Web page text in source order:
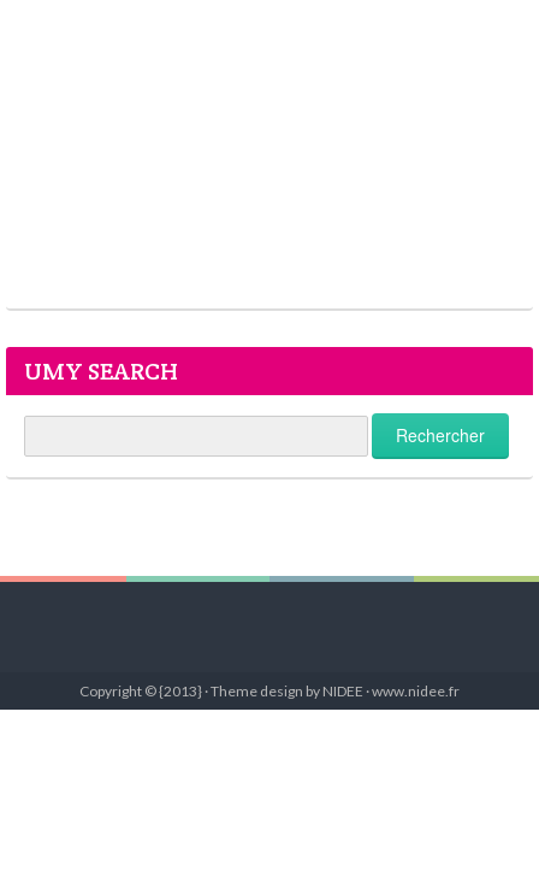
UMY SEARCH
Copyright © {2013} · Theme design by NIDEE · www.nidee.fr